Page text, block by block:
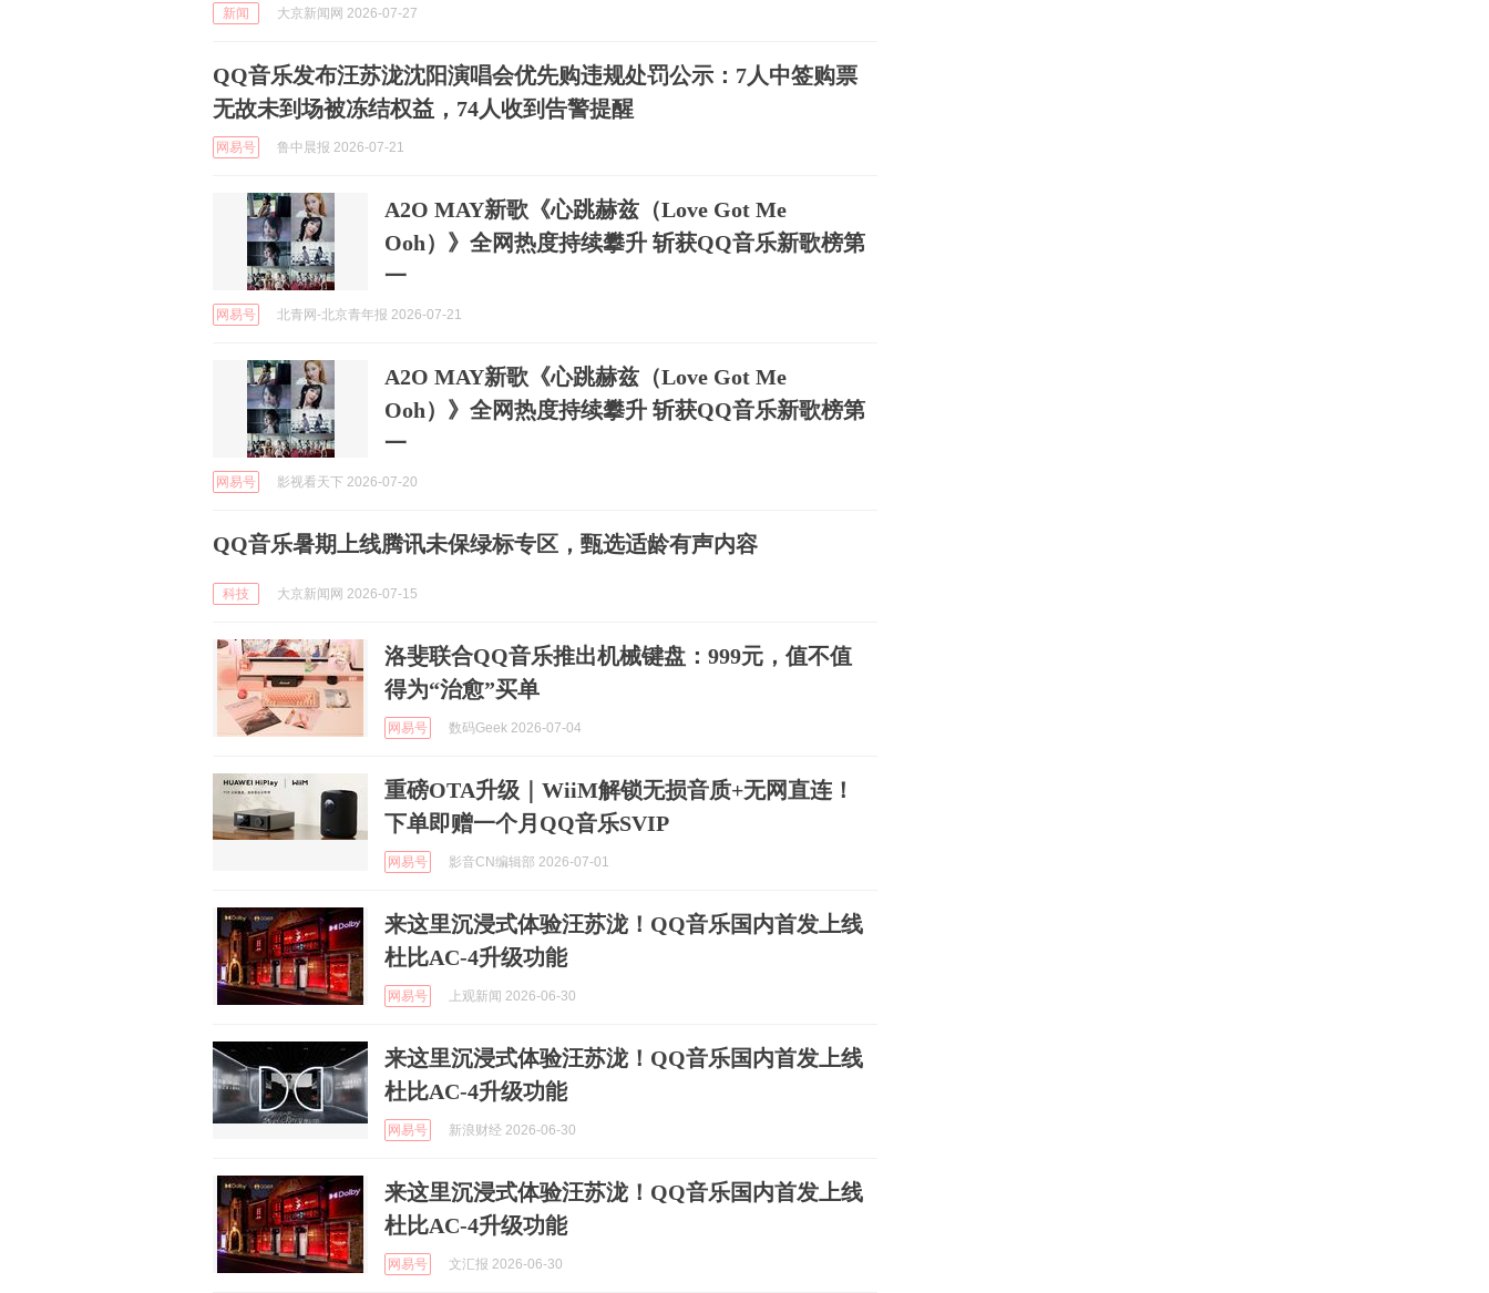
新闻 大京新闻网 2026-07-27
QQ音乐发布汪苏泷沈阳演唱会优先购违规处罚公示：7人中签购票
无故未到场被冻结权益，74人收到告警提醒
网易号 鲁中晨报 2026-07-21
A2O MAY新歌《心跳赫兹（Love Got Me
Ooh）》全网热度持续攀升 斩获QQ音乐新歌榜第
一
网易号 北青网-北京青年报 2026-07-21
A2O MAY新歌《心跳赫兹（Love Got Me
Ooh）》全网热度持续攀升 斩获QQ音乐新歌榜第
一
网易号 影视看天下 2026-07-20
QQ音乐暑期上线腾讯未保绿标专区，甄选适龄有声内容
科技 大京新闻网 2026-07-15
洛斐联合QQ音乐推出机械键盘：999元，值不值
得为“治愈”买单
网易号 数码Geek 2026-07-04
重磅OTA升级｜WiiM解锁无损音质+无网直连！
下单即赠一个月QQ音乐SVIP
网易号 影音CN编辑部 2026-07-01
来这里沉浸式体验汪苏泷！QQ音乐国内首发上线
杜比AC-4升级功能
网易号 上观新闻 2026-06-30
来这里沉浸式体验汪苏泷！QQ音乐国内首发上线
杜比AC-4升级功能
网易号 新浪财经 2026-06-30
来这里沉浸式体验汪苏泷！QQ音乐国内首发上线
杜比AC-4升级功能
网易号 文汇报 2026-06-30